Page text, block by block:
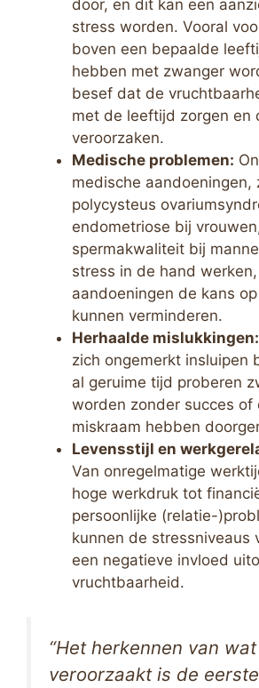
door, en dit kan een
stress worden. Vooral
boven een bepaalde
hebben met zwanger
besef dat de
met de leeftijd zorgen en
veroorzaken.
Medische problemen:
medische aandoeningen,
polycysteus
endometriose bij
spermakwaliteit bij
stress in de hand
aandoeningen de kans
kunnen verminderen.
Herhaalde mislukkingen:
zich ongemerkt insluipen
al geruime tijd proberen
worden zonder succes of
miskraam hebben
Levensstijl en
Van onregelmatige
hoge werkdruk tot
persoonlijke (relatie-
kunnen de stressniveaus
een negatieve invloed
vruchtbaarheid.
“Het herkennen van
veroorzaakt is de